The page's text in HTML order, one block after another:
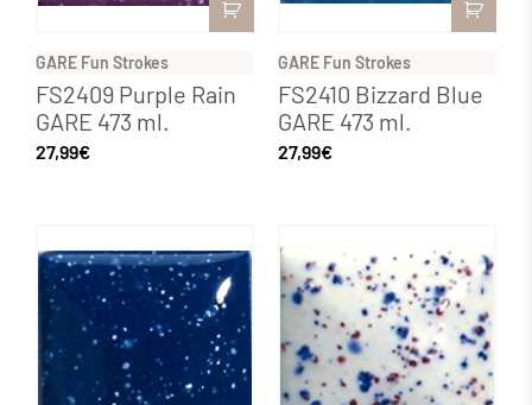
GARE Fun Strokes
FS2409 Purple Rain
GARE 473 ml.
27,99€
GARE Fun Strokes
FS2410 Bizzard Blue
GARE 473 ml.
27,99€